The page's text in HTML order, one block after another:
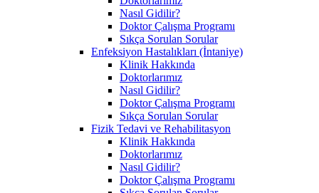
Nasıl Gidilir?
Doktor Çalışma Programı
Sıkça Sorulan Sorular
Enfeksiyon Hastalıkları (İntaniye)
Klinik Hakkında
Doktorlarımız
Nasıl Gidilir?
Doktor Çalışma Programı
Sıkça Sorulan Sorular
Fizik Tedavi ve Rehabilitasyon
Klinik Hakkında
Doktorlarımız
Nasıl Gidilir?
Doktor Çalışma Programı